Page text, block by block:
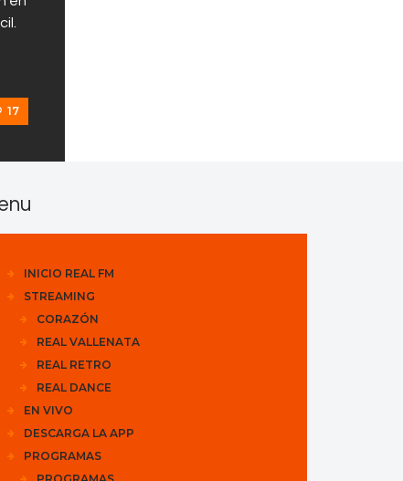
17
INICIO REAL FM
STREAMING
CORAZÓN
REAL VALLENATA
REAL RETRO
REAL DANCE
EN VIVO
DESCARGA LA APP
PROGRAMAS